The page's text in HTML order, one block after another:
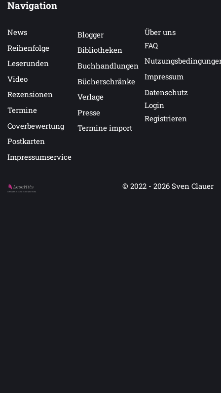
Navigation
News
Reihenfolge
Leserunden
Video
Rezensionen
Termine
Coverbewertung
Postkarten
Impressumservice
Blogger
Bibliotheken
Buchhandlungen
Bücherschränke
Verlage
Presse
Termine import
Über uns
FAQ
Impressum
Datenschutz
Login
Registrieren
Auf LeseHits.de findest Du die besten Bücher.
© 2022 - 2026 Sven Clauer